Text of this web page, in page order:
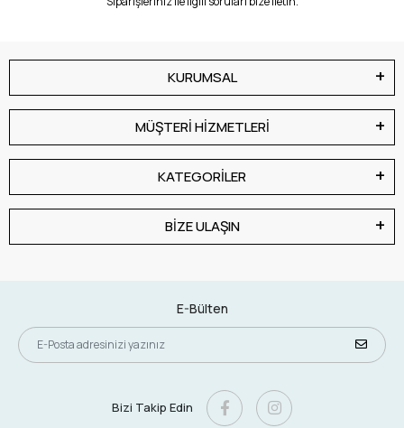
KURUMSAL
MÜŞTERİ HİZMETLERİ
KATEGORİLER
BİZE ULAŞIN
E-Bülten
Bizi Takip Edin